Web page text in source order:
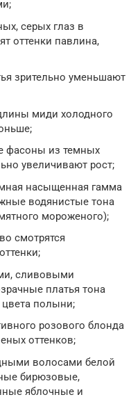
серых глаз в
оттенки павлина,
зрительно уменьшают
миди холодного
фасоны из темных
увеличивают рост;
насыщенная гамма
водянистые тона
мороженого);
смотрятся
сливовыми
платья тона
полыни;
розового блонда
оттенков;
волосами белой
бирюзовые,
яблочные и